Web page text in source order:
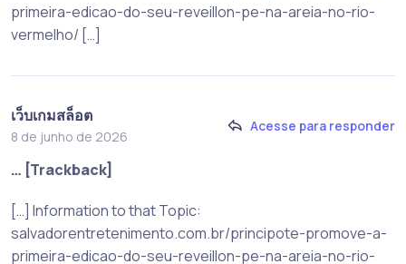
primeira-edicao-do-seu-reveillon-pe-na-areia-no-rio-
vermelho/ […]
เว็บเกมสล็อต
8 de junho de 2026
Acesse para responder
… [Trackback]
[…] Information to that Topic:
salvadorentretenimento.com.br/principote-promove-a-
primeira-edicao-do-seu-reveillon-pe-na-areia-no-rio-